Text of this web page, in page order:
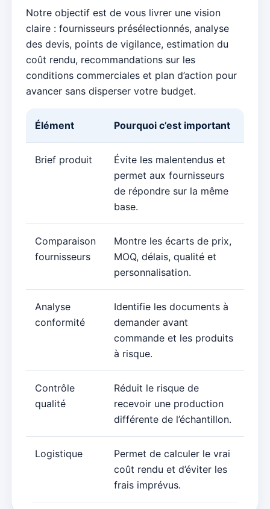
Notre objectif est de vous livrer une vision
claire : fournisseurs présélectionnés, analyse
des devis, points de vigilance, estimation du
coût rendu, recommandations sur les
conditions commerciales et plan d’action pour
avancer sans disperser votre budget.
Élément Pourquoi c’est important
Brief produit
Évite les malentendus et
permet aux fournisseurs
de répondre sur la même
base.
Comparaison
fournisseurs
Montre les écarts de prix,
MOQ, délais, qualité et
personnalisation.
Analyse
conformité
Identifie les documents à
demander avant
commande et les produits
à risque.
Contrôle
qualité
Réduit le risque de
recevoir une production
différente de l’échantillon.
Logistique
Permet de calculer le vrai
coût rendu et d’éviter les
frais imprévus.